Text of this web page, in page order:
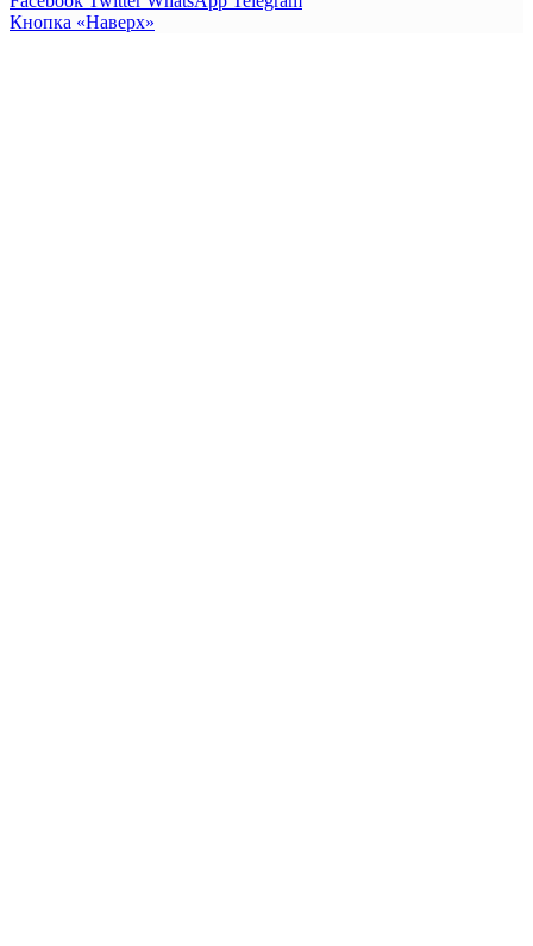
Кнопка «Наверх»